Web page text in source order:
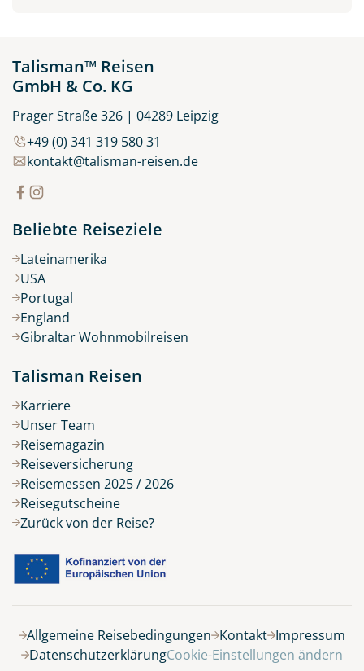
21 Tage
Belegung
Talisman™ Reisen
GmbH & Co. KG
Prager Straße 326 | 04289 Leipzig
+49 (0) 341 319 580 31
kontakt@talisman-reisen.de
Beliebte Reiseziele
Lateinamerika
USA
Portugal
England
Gibraltar Wohnmobilreisen
Talisman Reisen
Karriere
Unser Team
Reisemagazin
Reiseversicherung
Reisemessen 2025 / 2026
Reisegutscheine
Zurück von der Reise?
Allgemeine Reisebedingungen Kontakt Impressum
DatenschutzerklärungCookie-Einstellungen ändern